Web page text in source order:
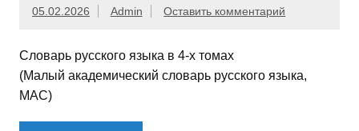
05.02.2026 Admin Оставить комментарий
Словарь русского языка в 4-х томах
(Малый академический словарь русского языка,
МАС)